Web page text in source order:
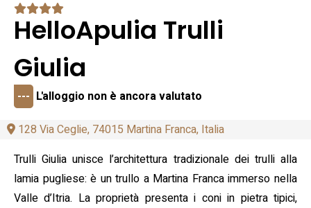
HelloApulia Trulli
Giulia
--- L'alloggio non è ancora valutato
128 Via Ceglie, 74015 Martina Franca, Italia
Trulli Giulia unisce l’architettura tradizionale dei trulli alla
lamia pugliese: è un trullo a Martina Franca immerso nella
Valle d’Itria. La proprietà presenta i coni in pietra tipici,